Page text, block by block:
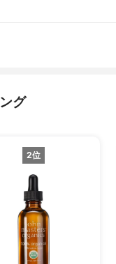
グ
2位